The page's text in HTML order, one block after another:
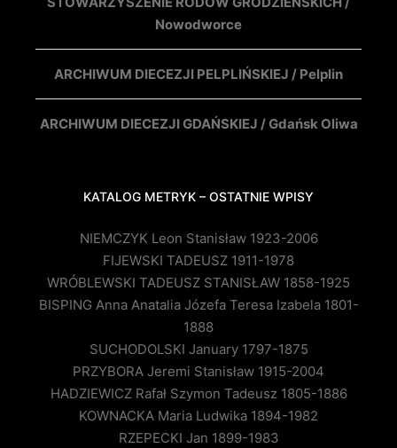
Nowodworce
ARCHIWUM DIECEZJI PELPLIŃSKIEJ / Pelplin
ARCHIWUM DIECEZJI GDAŃSKIEJ / Gdańsk Oliwa
KATALOG METRYK – OSTATNIE WPISY
NIEMCZYK Leon Stanisław 1923-2006
FIJEWSKI TADEUSZ 1911-1978
WRÓBLEWSKI TADEUSZ STANISŁAW 1858-1925
BISPING Anna Anatalia Józefa Teresa Izabela 1801-
1888
SUCHODOLSKI January 1797-1875
PRZYBORA Jeremi Stanisław 1915-2004
HADZIEWICZ Rafał Szymon Tadeusz 1805-1886
KOWNACKA Maria Ludwika 1894-1982
RZEPECKI Jan 1899-1983